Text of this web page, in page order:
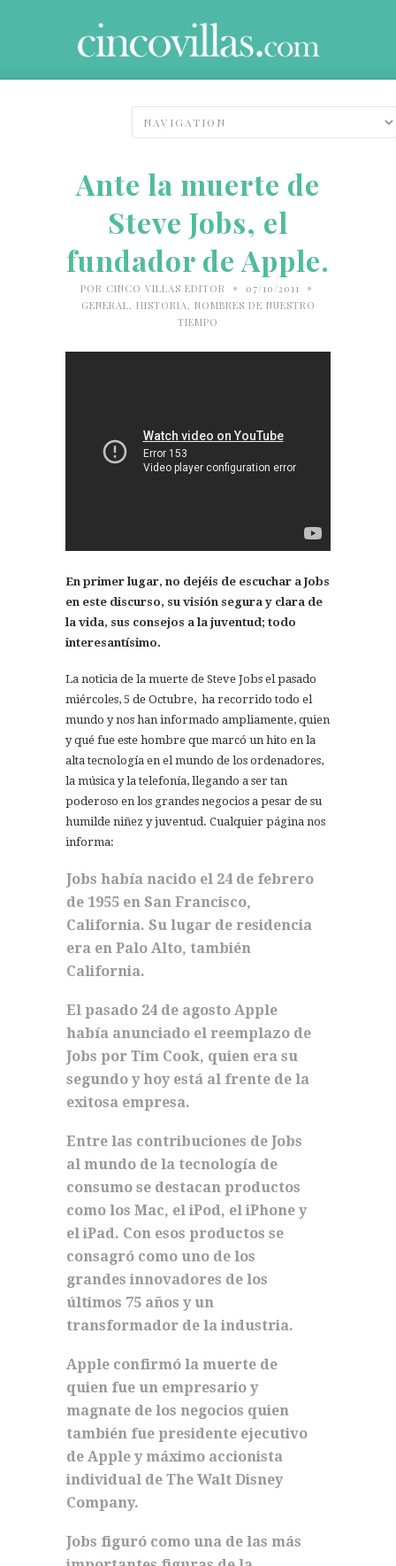
Ante la muerte de
Steve Jobs, el
fundador de Apple.
POR CINCO VILLAS EDITOR • 07/10/2011 •
GENERAL, HISTORIA , NOMBRES DE NUESTRO
TIEMPO
En primer lugar, no dejéis de escuchar a Jobs
en este discurso, su visión segura y clara de
la vida, sus consejos a la juventud; todo
interesantísimo.
La noticia de la muerte de Steve Jobs el pasado
miércoles, 5 de Octubre, ha recorrido todo el
mundo y nos han informado ampliamente, quien
y qué fue este hombre que marcó un hito en la
alta tecnología en el mundo de los ordenadores,
la música y la telefonía, llegando a ser tan
poderoso en los grandes negocios a pesar de su
humilde niñez y juventud. Cualquier página nos
informa:
Jobs había nacido el 24 de febrero
de 1955 en San Francisco,
California. Su lugar de residencia
era en Palo Alto, también
California.
El pasado 24 de agosto Apple
había anunciado el reemplazo de
Jobs por Tim Cook, quien era su
segundo y hoy está al frente de la
exitosa empresa.
Entre las contribuciones de Jobs
al mundo de la tecnología de
consumo se destacan productos
como los Mac, el iPod, el iPhone y
el iPad. Con esos productos se
consagró como uno de los
grandes innovadores de los
últimos 75 años y un
transformador de la industria.
Apple confirmó la muerte de
quien fue un empresario y
magnate de los negocios quien
también fue presidente ejecutivo
de Apple y máximo accionista
individual de The Walt Disney
Company.
Jobs figuró como una de las más